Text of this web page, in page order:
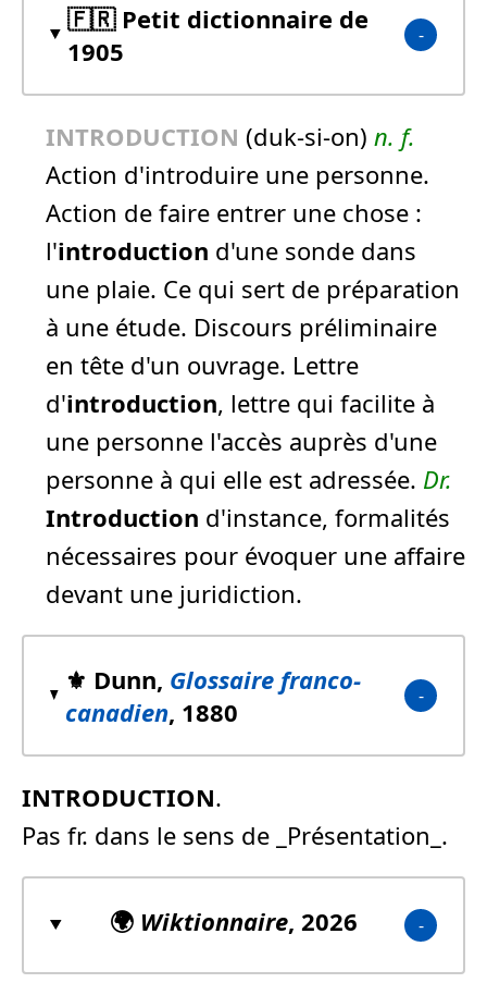
🇫🇷 Petit dictionnaire de
1905
INTRODUCTION (duk-si-on) n. f.
Action d'introduire une personne.
Action de faire entrer une chose :
l'introduction d'une sonde dans
une plaie. Ce qui sert de préparation
à une étude. Discours préliminaire
en tête d'un ouvrage. Lettre
d'introduction, lettre qui facilite à
une personne l'accès auprès d'une
personne à qui elle est adressée. Dr.
Introduction d'instance, formalités
nécessaires pour évoquer une affaire
devant une juridiction.
⚜️ Dunn, Glossaire franco-
canadien, 1880
INTRODUCTION.
Pas fr. dans le sens de _Présentation_.
🌍 Wiktionnaire, 2026